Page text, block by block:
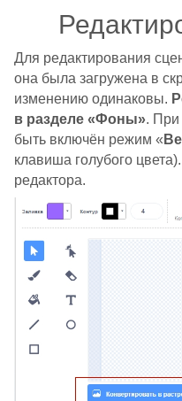
Для редактирования
она была загружена в
изменению одинаковы.
в разделе «Фоны». При
быть включён режим «
клавиша голубого
редактора.